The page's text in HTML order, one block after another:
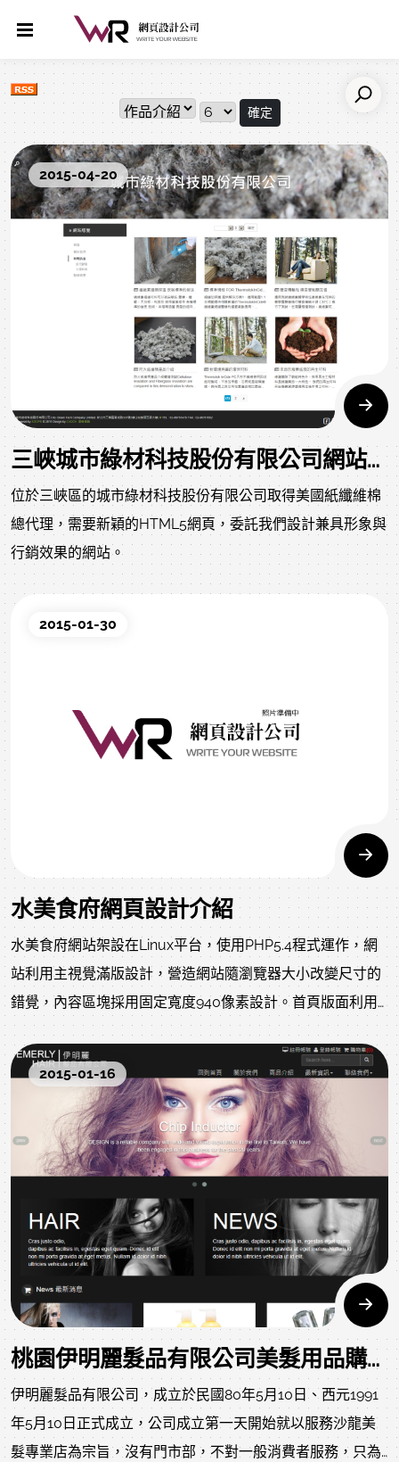
確定
2015-04-20
三峽城市綠材科技股份有限公司網站設計作品
位於三峽區的城市綠材科技股份有限公司取得美國紙纖維棉
總代理，需要新穎的HTML5網頁，委託我們設計兼具形象與
行銷效果的網站。
2015-01-30
水美食府網頁設計介紹
水美食府網站架設在Linux平台，使用PHP5.4程式運作，網
站利用主視覺滿版設計，營造網站隨瀏覽器大小改變尺寸的
錯覺，內容區塊採用固定寬度940像素設計。首頁版面利用
區塊管理系統，搭配jQuery與自訂義版面配置模組完成整個
餐廳網站。網頁不需要花費自適應設計的成本，達成介於手
機FWVGA與QHD之間的版型效果。水美食府隱身於水美溫
泉會館內，多年來以極致美味、誠摯服務，滿足每一位賓客
挑剔的品味，堅持傳承發揚在地特色料理-「酒家菜」精髓。
重新整修定位，以嶄新面貌提供更多元的服務：活力自助式
早餐、定食套餐、下午茶、合菜宴席及居酒屋。 現在邁入水
美養生新紀元，端出水美董事長私房茶油料理，帶客人品嚐
每一口美味、守護您每一勺健康。 本網頁設計案使用jQuery
設計，網頁中的主視覺，根據瀏覽器寬度數據特徵自動調整
處理方法、顯示順序、處理參數、邊界條件或約束條件，使
其與所處理數據的統計分佈特徵、結構特徵相適應，以取得
最佳的處理效果。
2015-01-16
桃園伊明麗髮品有限公司美髮用品購物網站上線
伊明麗髮品有限公司，成立於民國80年5月10日、西元1991
年5月10日正式成立，公司成立第一天開始就以服務沙龍美
髮專業店為宗旨，沒有門市部，不對一般消費者服務，只為